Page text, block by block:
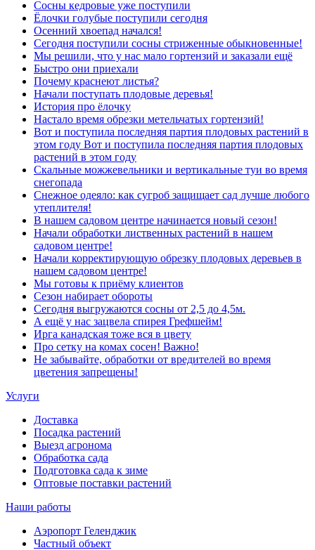
Сосны кедровые уже поступили
Ёлочки голубые поступили сегодня
Осенний хвоепад начался!
Сегодня поступили сосны стриженные обыкновенные!
Мы решили, что у нас мало гортензий и заказали ещё
Быстро они приехали
Почему краснеют листья?
Начали поступать плодовые деревья!
История про ёлочку
Настало время обрезки метельчатых гортензий!
Вот и поступила последняя партия плодовых растений в
этом году Вот и поступила последняя партия плодовых
растений в этом году
Скальные можжевельники и вертикальные туи во время
снегопада
Снежное одеяло: как сугроб защищает сад лучше любого
утеплителя!
В нашем садовом центре начинается новый сезон!
Начали обработки лиственных растений в нашем
садовом центре!
Начали корректирующую обрезку плодовых деревьев в
нашем садовом центре!
Мы готовы к приёму клиентов
Сезон набирает обороты
Сегодня выгружаются сосны от 2,5 до 4,5м.
А ещё у нас зацвела спирея Грефшейм!
Ирга канадская тоже вся в цвету
Про сетку на комах сосен! Важно!
Не забывайте, обработки от вредителей во время
цветения запрещены!
Услуги
Доставка
Посадка растений
Выезд агронома
Обработка сада
Подготовка сада к зиме
Оптовые поставки растений
Наши работы
Аэропорт Геленджик
Частный объект